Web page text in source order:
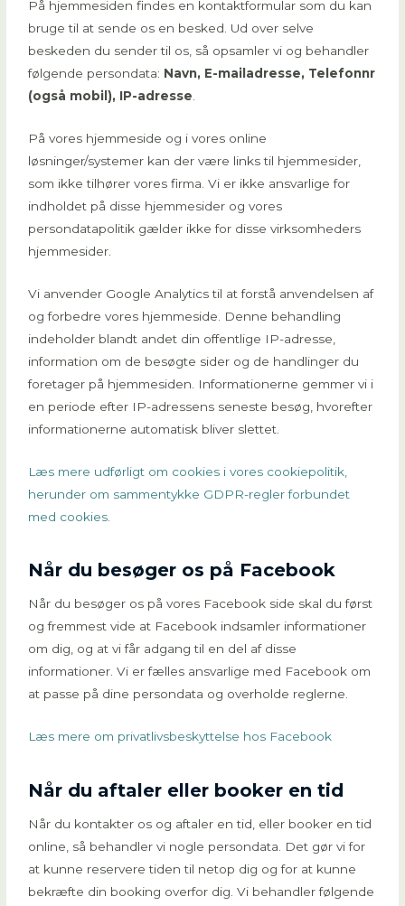
På hjemmesiden findes en kontaktformular som du kan
bruge til at sende os en besked. Ud over selve
beskeden du sender til os, så opsamler vi og behandler
følgende persondata: Navn, E-mailadresse, Telefonnr
(også mobil), IP-adresse
På vores hjemmeside og i vores online
løsninger/systemer kan der være links til hjemmesider,
som ikke tilhører vores firma. Vi er ikke ansvarlige for
indholdet på disse hjemmesider og vores
persondatapolitik gælder ikke for disse virksomheders
hjemmesider.
Vi anvender Google Analytics til at forstå anvendelsen af
og forbedre vores hjemmeside. Denne behandling
indeholder blandt andet din offentlige IP-adresse,
information om de besøgte sider og de handlinger du
foretager på hjemmesiden. Informationerne gemmer vi i
en periode efter IP-adressens seneste besøg, hvorefter
informationerne automatisk bliver slettet.
Læs mere udførligt om cookies i vores cookiepolitik,
herunder om sammentykke GDPR-regler forbundet
med cookies.
Når du besøger os på Facebook
Når du besøger os på vores Facebook side skal du først
og fremmest vide at Facebook indsamler informationer
om dig, og at vi får adgang til en del af disse
informationer. Vi er fælles ansvarlige med Facebook om
at passe på dine persondata og overholde reglerne.
Læs mere om privatlivsbeskyttelse hos Facebook
Når du aftaler eller booker en tid
Når du kontakter os og aftaler en tid, eller booker en tid
online, så behandler vi nogle persondata. Det gør vi for
at kunne reservere tiden til netop dig og for at kunne
bekræfte din booking overfor dig. Vi behandler følgende